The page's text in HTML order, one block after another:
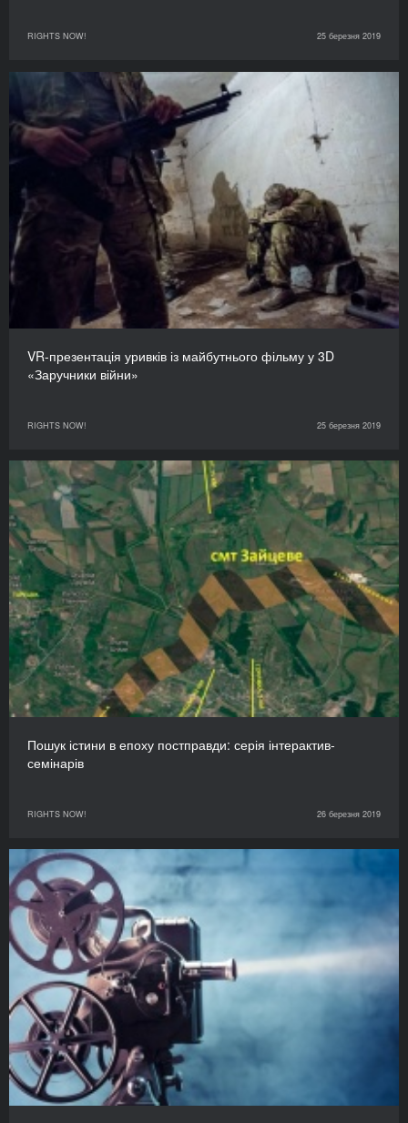
RIGHTS NOW! 25 березня 2019
VR-презентація уривків із майбутнього фільму у 3D
«Заручники війни»
RIGHTS NOW! 25 березня 2019
Пошук істини в епоху постправди: серія інтерактив-
семінарів
RIGHTS NOW! 26 березня 2019